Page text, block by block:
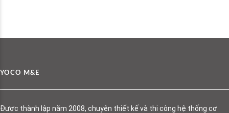
YOCO M&E
Được thành lập năm 2008, chuyên thiết kế và thi công hệ thống cơ